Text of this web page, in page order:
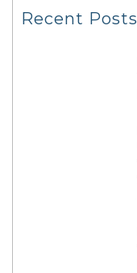
Recent Posts